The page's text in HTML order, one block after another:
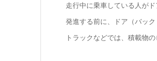
走行中に乗車している人が
発進する前に、ドア（バッ
トラックなどでは、積載物